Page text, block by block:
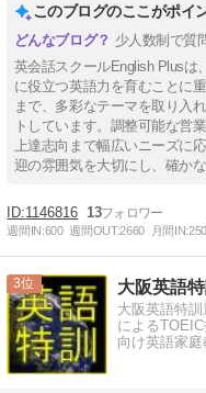
このブログのここがポイ
少人数制で質
英会話スクールEnglish Plusは
に役立つ英語力を育むことに
まで、多彩なテーマを取り入
トしています。調整可能な営
上達志向まで幅広いニーズに
迎の雰囲気を大切にし、確か
1146816 13
週間IN:600 週間OUT:2660 月間IN:
3 大阪英語
大阪英語特
による
向け英語家庭